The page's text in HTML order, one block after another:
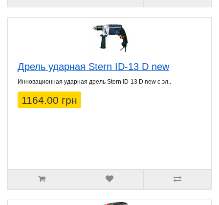
Дрель ударная Stern ID-13 D new
Инновационная ударная дрель Stern ID-13 D new с эл..
1164.00 грн